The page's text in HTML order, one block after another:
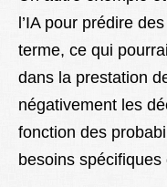
l’IA pour prédire
terme, ce qui
dans la prestation
négativement les
fonction des
besoins spécifiques